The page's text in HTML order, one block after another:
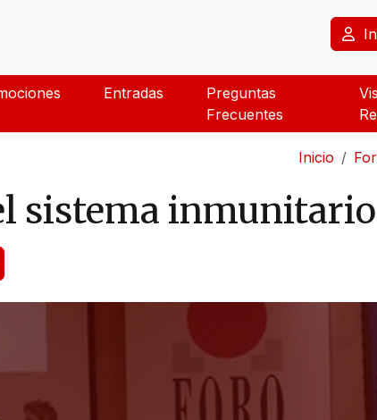
Entradas
Preguntas
Frecuentes
Inicio
sistema inmunitario